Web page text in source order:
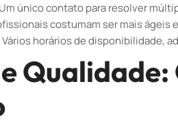
Um único contato para resolver
costumam ser mais ágeis
Vários horários de disponibilidade,